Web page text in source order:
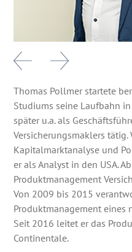
Thomas Pollmer startete
Studiums seine Laufbahn
später u.a. als
Versicherungsmaklers
Kapitalmarktanalyse und
er als Analyst in den USA.
Produktmanagement
Von 2009 bis 2015
Produktmanagement eines
Seit 2016 leitet er das
Continentale.